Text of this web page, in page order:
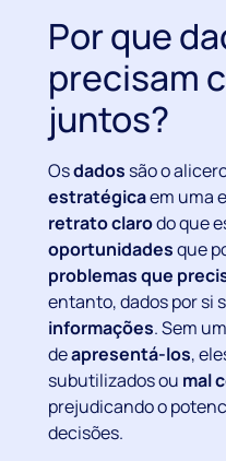
Por que
precisam
juntos?
Osdados são o
estratégicaem uma
retrato clarodo que
oportunidadesque
problemas que
entanto, dados por si
informações. Sem
deapresentá-los,
subutilizados ou mal
prejudicando o
decisões.